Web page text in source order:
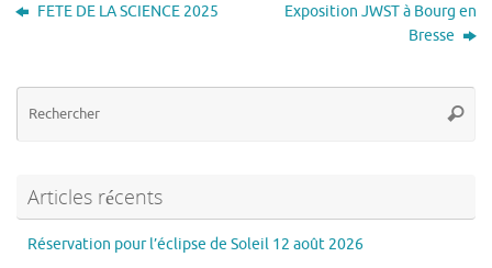
FETE DE LA SCIENCE 2025
Exposition JWST à Bourg en
Bresse
Articles récents
Réservation pour l’éclipse de Soleil 12 août 2026